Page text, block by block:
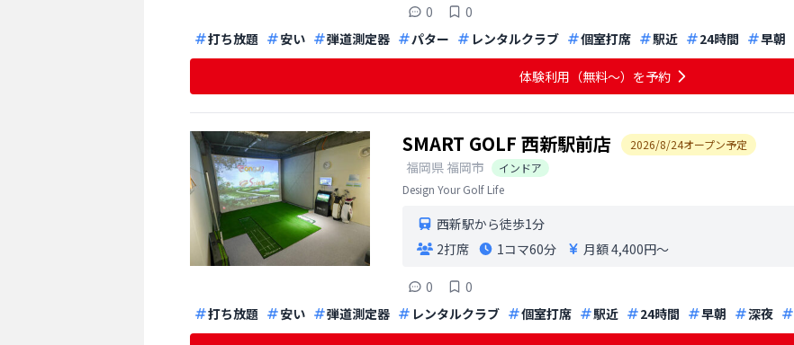
0
0
打ち放題
安い 弾道測定器 パター レンタルクラブ 個室打席 駅近 24時間 早朝
体験利用（無料〜）を予約
SMART GOLF 西新駅前店 2026/8/24オープン予定
福岡県 福岡市
インドア
Design Your Golf Life
西新駅から徒歩1分
2打席
1コマ60分 月額 4,400円〜
0
0
打ち放題
安い 弾道測定器 レンタルクラブ 個室打席 駅近 24時間 早朝 深夜